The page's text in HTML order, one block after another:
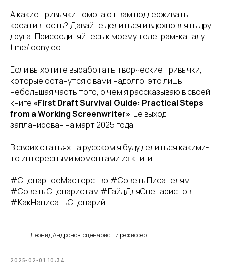
А какие привычки помогают вам поддерживать
креативность? Давайте делиться и вдохновлять друг
друга! Присоединяйтесь к моему телеграм-каналу:
t.me/loonyleo
Если вы хотите выработать творческие привычки,
которые останутся с вами надолго, это лишь
небольшая часть того, о чём я рассказываю в своей
книге «First Draft Survival Guide: Practical Steps
from a Working Screenwriter». Её выход
запланирован на март 2025 года.
В своих статьях на русском я буду делиться какими-
то интересными моментами из книги.
#СценарноеМастерство #СоветыПисателям
#СоветыСценаристам #ГайдДляСценаристов
#КакНаписатьСценарий
Леонид Андронов, сценарист и режиссёр
2025-02-01 10:34